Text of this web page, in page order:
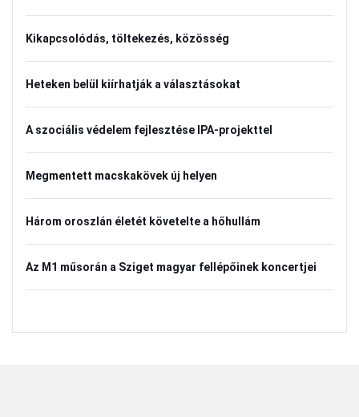
Kikapcsolódás, töltekezés, közösség
Heteken belül kiírhatják a választásokat
A szociális védelem fejlesztése IPA-projekttel
Megmentett macskakövek új helyen
Három oroszlán életét követelte a hőhullám
Az M1 műsorán a Sziget magyar fellépőinek koncertjei